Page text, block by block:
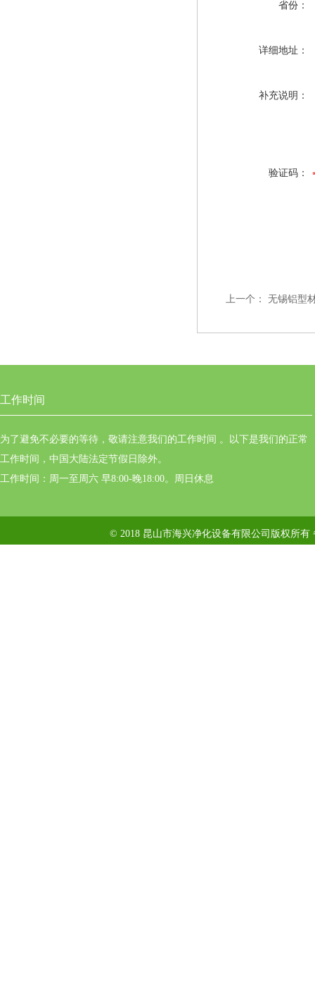
省份：
详细地址：
补充说明：
验证码：
上一个： 无锡铝型
工作时间
为了避免不必要的等待，敬请注意我们的工作时间 。以下是我们的正常
工作时间，中国大陆法定节假日除外。
工作时间：周一至周六 早8:00-晚18:00。周日休息
© 2018 昆山市海兴净化设备有限公司版权所有